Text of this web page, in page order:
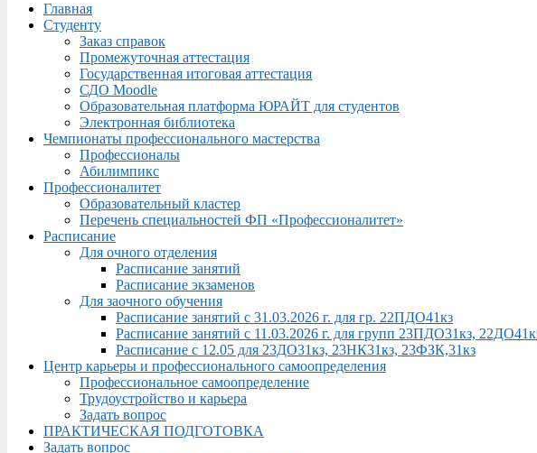
Menu
Главная
Студенту
Заказ справок
Промежуточная аттестация
Государственная итоговая аттестация
СДО Moodle
Образовательная платформа ЮРАЙТ для студентов
Электронная библиотека
Чемпионаты профессионального мастерства
Профессионалы
Абилимпикс
Профессионалитет
Образовательный кластер
Перечень специальностей ФП «Профессионалитет»
Расписание
Для очного отделения
Расписание занятий
Расписание экзаменов
Для заочного обучения
Расписание занятий с 31.03.2026 г. для гр. 22ПДО41кз
Расписание занятий с 11.03.2026 г. для групп 23ПДО31кз,
Расписание с 12.05 для 23ДО31кз, 23НК31кз, 23ФЗК,31кз
Центр карьеры и профессионального самоопределения
Профессиональное самоопределение
Трудоустройство и карьера
Задать вопрос
ПРАКТИЧЕСКАЯ ПОДГОТОВКА
Задать вопрос